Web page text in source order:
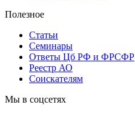
Полезное
Статьи
Cеминары
Ответы Цб РФ и ФРСФР
Реестр АО
Соискателям
Мы в соцсетях